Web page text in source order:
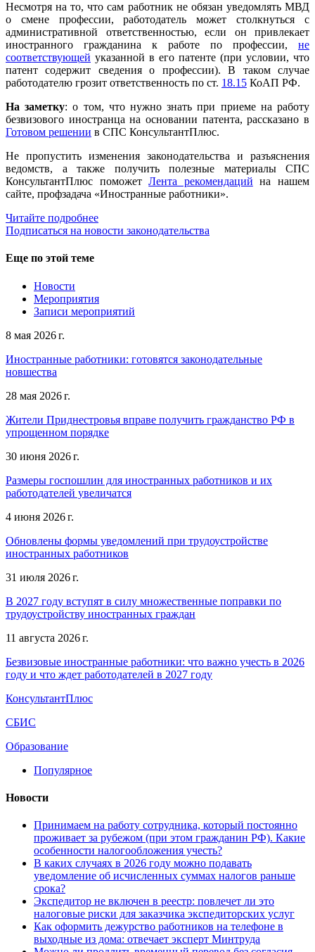
Несмотря на то, что сам работник не обязан уведомлять МВД
о смене профессии, работодатель может столкнуться с
административной ответственностью, если он привлекает
иностранного гражданина к работе по профессии, не
соответствующей указанной в его патенте (при условии, что
патент содержит сведения о профессии). В таком случае
работодателю грозит ответственность по ст. 18.15 КоАП РФ.
На заметку: о том, что нужно знать при приеме на работу
безвизового иностранца на основании патента, рассказано в
Готовом решении в СПС КонсультантПлюс.
Не пропустить изменения законодательства и разъяснения
ведомств, а также получить полезные материалы СПС
КонсультантПлюс поможетЛента рекомендаций на нашем
сайте, профзадача «Иностранные работники».
Читайте подробнее
Подписаться на новости законодательства
Еще по этой теме
Новости
Мероприятия
Записи мероприятий
8 мая 2026 г.
Иностранные работники: готовятся законодательные
новшества
28 мая 2026 г.
Жители Приднестровья вправе получить гражданство РФ в
упрощенном порядке
30 июня 2026 г.
Размеры госпошлин для иностранных работников и их
работодателей увеличатся
4 июня 2026 г.
Обновлены формы уведомлений при трудоустройстве
иностранных работников
31 июля 2026 г.
В 2027 году вступят в силу множественные поправки по
трудоустройству иностранных граждан
11 августа 2026 г.
Безвизовые иностранные работники: что важно учесть в 2026
году и что ждет работодателей в 2027 году
КонсультантПлюс
СБИС
Образование
Популярное
Новости
Принимаем на работу сотрудника, который постоянно
проживает за рубежом (при этом гражданин РФ). Какие
особенности налогообложения учесть?
В каких случаях в 2026 году можно подавать
уведомление об исчисленных суммах налогов раньше
срока?
Экспедитор не включен в реестр: повлечет ли это
налоговые риски для заказчика экспедиторских услуг
Как оформить дежурство работников на телефоне в
выходные из дома: отвечает эксперт Минтруда